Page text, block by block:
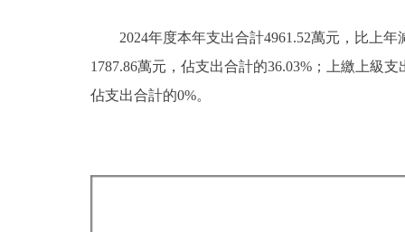
2024年度本年支出合計4961.52萬元，比上
1787.86萬元，佔支出合計的36.03%；上繳上級
佔支出合計的0%。